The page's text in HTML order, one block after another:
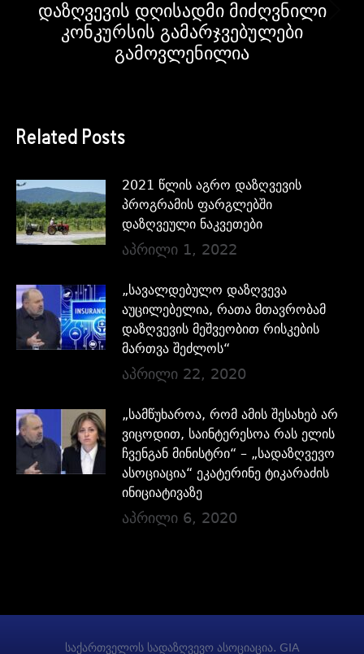
დაზღვევის დღისადმი მიძღვნილი
კონკურსის გამარჯვებულები
გამოვლენილია
Related Posts
2021 წლის აგრო დაზღვევის
პროგრამის ფარგლებში
დაზღვეული ნაკვეთები
აპრილი 1, 2022
„სავალდებულო დაზღვევა
აუცილებელია, რათა მთავრობამ
დაზღვევის მეშვეობით რისკების
მართვა შეძლოს“
აპრილი 22, 2020
„სამწუხაროა, რომ ამის შესახებ არ
ვიცოდით, საინტერესოა რას ელის
ჩვენგან მინისტრი“ – „სადაზღვევო
ასოციაცია“ ეკატერინე ტიკარაძის
ინიციატივაზე
აპრილი 6, 2020
საქართველოს სადაზღვევო ასოციაცია. GIA